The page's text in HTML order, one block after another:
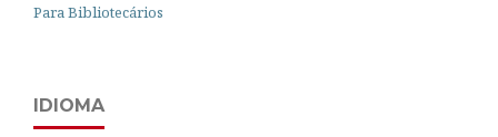
Para Bibliotecários
IDIOMA